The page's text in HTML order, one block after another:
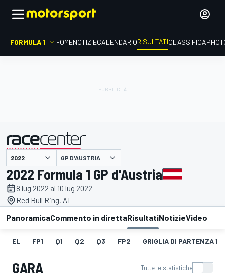
FORMULA 1 HOMENOTIZIECALENDARIORISULTATICLASSIFICA
presentato da GP D'AUSTRIA
2022 Formula 1 GP d'Austria
8 lug 2022 al 10 lug 2022
Red Bull Ring, AT
PanoramicaCommento in direttaRisultatiNotizieVideo
EL FP1 Q1 Q2 Q3 FP2 GRIGLIA DI PARTENZA 1
GARA Tutte le statistiche